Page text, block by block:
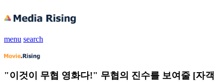
menu search
"이것이 무협 영화다!" 무협의 진수를 보여줄 [자객